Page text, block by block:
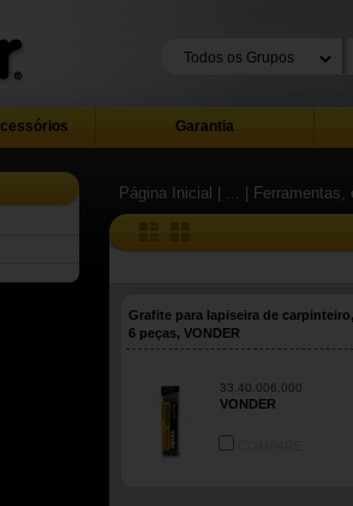
Garantia
Página Inicial | ... |
Grafite para lapiseira de
6 peças, VONDER
33.40.006.000
VONDER